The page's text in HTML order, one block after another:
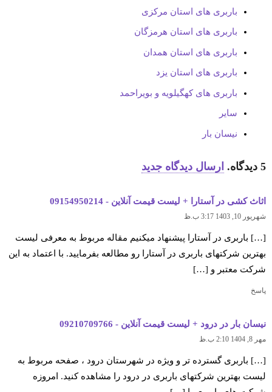
باربری های استان مرکزی
باربری های استان هرمزگان
باربری های استان همدان
باربری های استان یزد
باربری های کهگیلویه و بویراحمد
سایر
نیسان بار
5 دیدگاه. ارسال دیدگاه جدید
اثاث کشی در آستارا + لیست قیمت آنلاین - 09154950214
شهریور 10, 1403 3:17 ب.ظ
[…] باربری در آستارا پیشنهاد میکنیم مقاله مربوط به معرفی لیست
بهترین شرکتهای باربری در آستارا رو مطالعه بفرمایید. با اعتماد به این
شرکت معتبر و […]
پاسخ
نیسان بار در درود + لیست قیمت آنلاین - 09210709766
مهر 8, 1404 2:10 ب.ظ
[…] باربری گسترده تر و ویژه در شهرستان درود ، صفحه مربوط به
لیست بهترین شرکتهای باربری در درود را مشاهده کنید. امروزه